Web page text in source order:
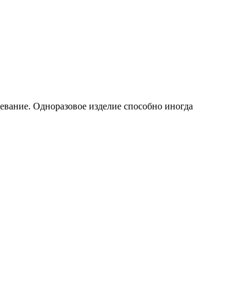
Одноразовое изделие способно иногда